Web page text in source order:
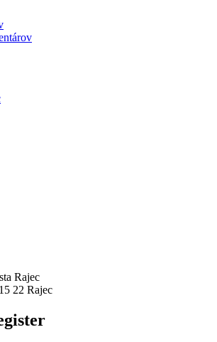
Rajec
22 Rajec